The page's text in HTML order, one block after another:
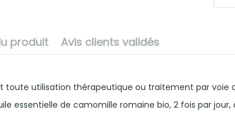
produit Avis clients validés
toute utilisation thérapeutique ou traitement par voie
essentielle de camomille romaine bio, 2 fois par